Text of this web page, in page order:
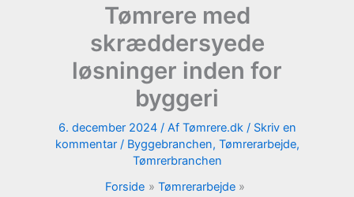
Tømrere med
skræddersyede
løsninger inden for
byggeri
6. december 2024 / Af Tømrere.dk / Skriv en
kommentar / Byggebranchen, Tømrerarbejde,
Tømrerbranchen
Forside
Tømrerarbejde